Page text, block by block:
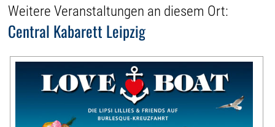
Weitere Veranstaltungen an diesem Ort:
Central Kabarett Leipzig